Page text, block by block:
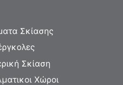
Σκίασης
Σκίαση
Χώροι